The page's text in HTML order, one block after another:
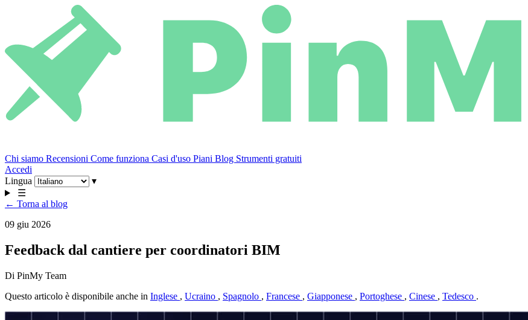
Chi siamo Recensioni Come funziona Casi d'uso Piani Blog Strumenti gratuiti
Accedi
Lingua
▾
☰
← Torna al blog
09 giu 2026
Feedback dal cantiere per coordinatori BIM
Di PinMy Team
Questo articolo è disponibile anche in Inglese , Ucraino , Spagnolo , Francese , Giapponese , Portoghese , Cinese , Tedesco .